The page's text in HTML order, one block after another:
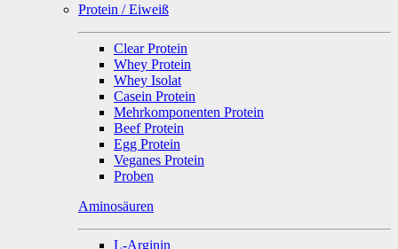
Protein / Eiweiß
Clear Protein
Whey Protein
Whey Isolat
Casein Protein
Mehrkomponenten Protein
Beef Protein
Egg Protein
Veganes Protein
Proben
Aminosäuren
L-Arginin